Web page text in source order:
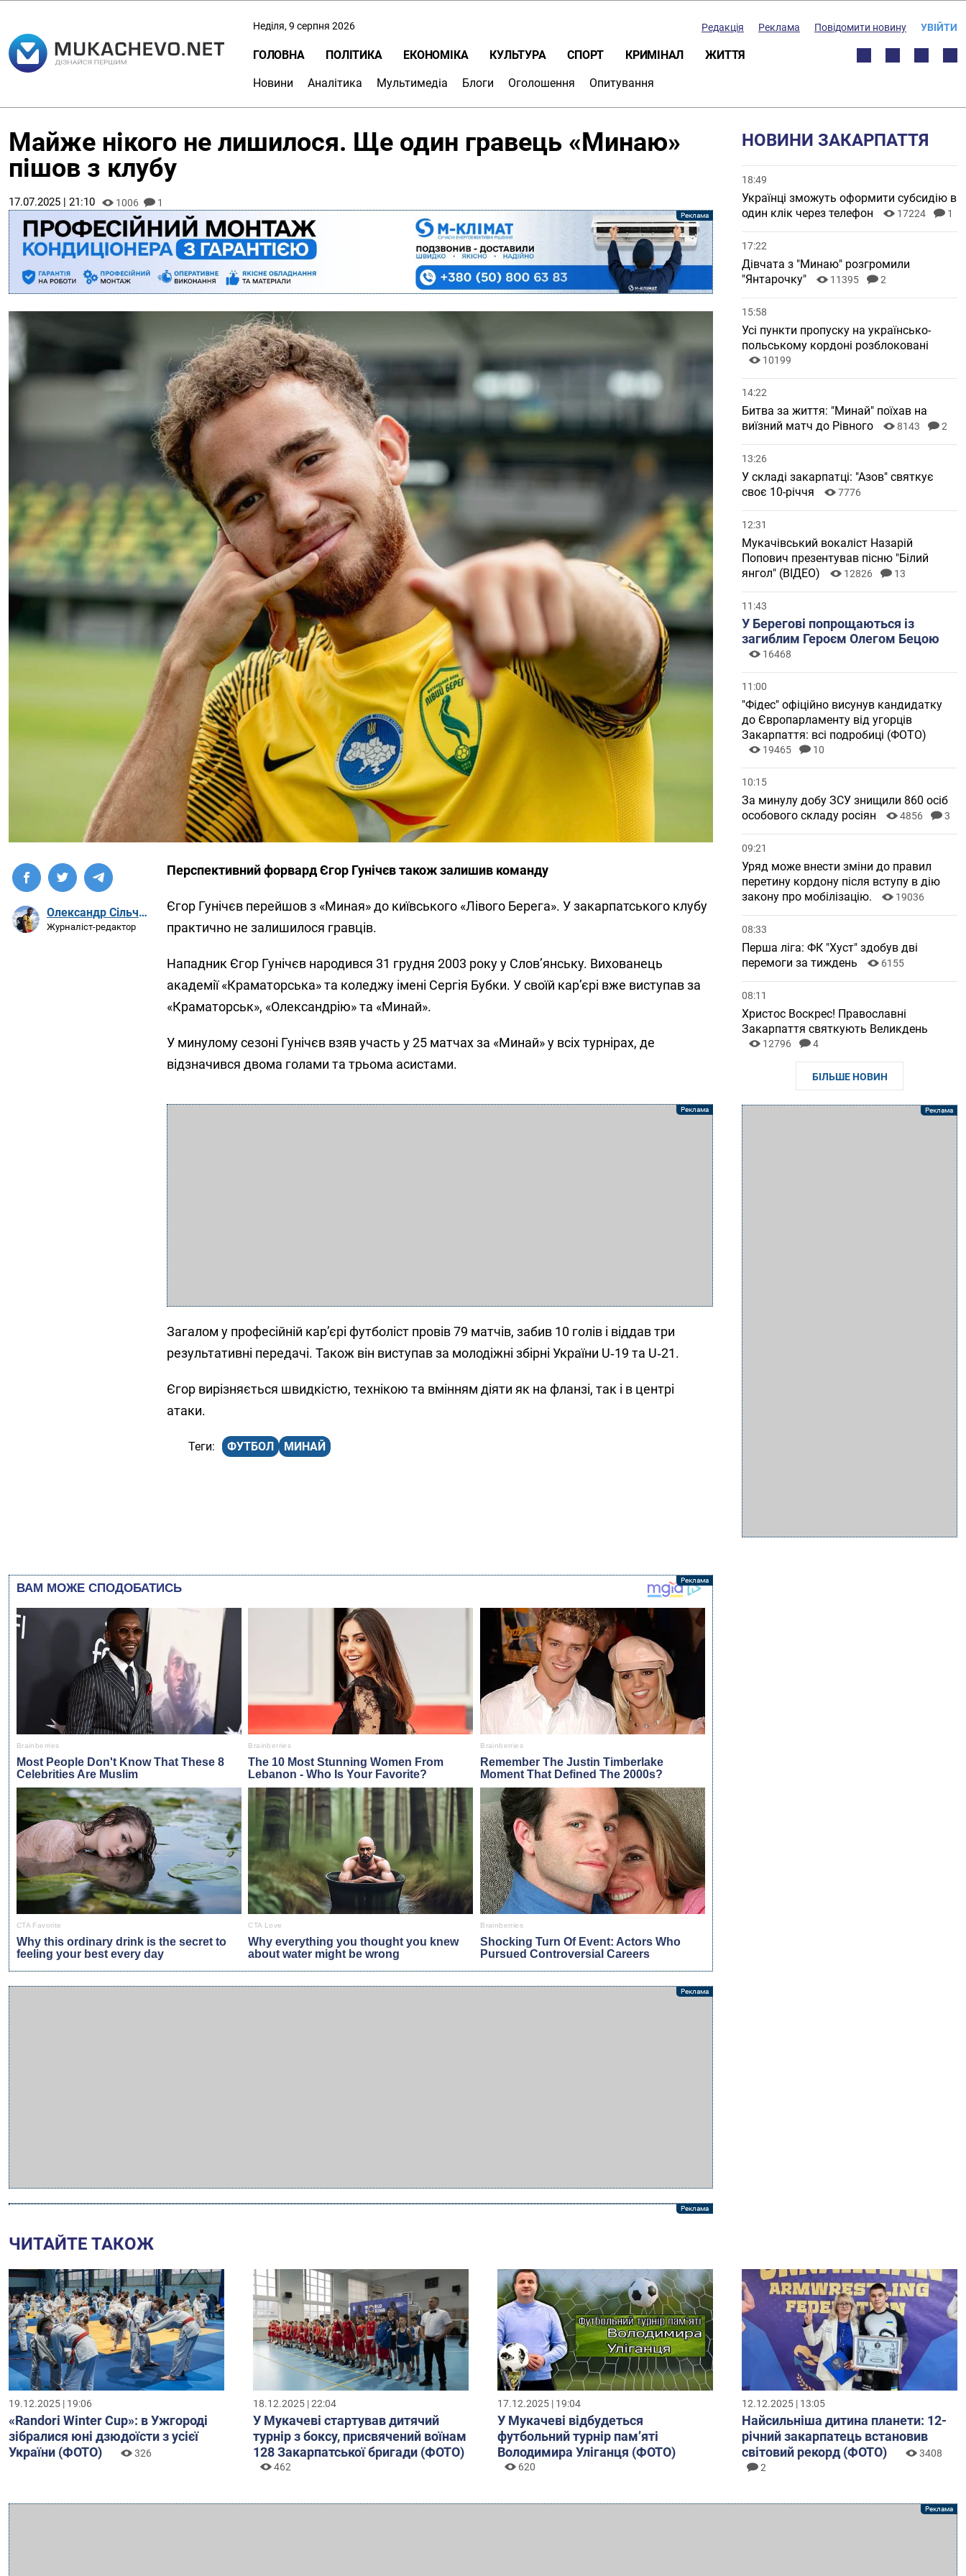
Неділя, 9 серпня 2026 Редакція Реклама Повідомити новину УВІЙТИ
ГОЛОВНА ПОЛІТИКА ЕКОНОМІКА КУЛЬТУРА СПОРТ КРИМІНАЛ ЖИТТЯ
Новини Аналітика Мультимедіа Блоги Оголошення Опитування
Майже нікого не лишилося. Ще один гравець «Минаю»
пішов з клубу
17.07.2025 | 21:10 1006 1
Олександр Сільченко
Журналіст-редактор
Перспективний форвард Єгор Гунічєв також залишив команду
Єгор Гунічєв перейшов з «Миная» до київського «Лівого Берега». У закарпатського клубу
практично не залишилося гравців.
Нападник Єгор Гунічєв народився 31 грудня 2003 року у Слов’янську. Вихованець
академії «Краматорська» та коледжу імені Сергія Бубки. У своїй кар’єрі вже виступав за
«Краматорськ», «Олександрію» та «Минай».
У минулому сезоні Гунічєв взяв участь у 25 матчах за «Минай» у всіх турнірах, де
відзначився двома голами та трьома асистами.
Загалом у професійній кар’єрі футболіст провів 79 матчів, забив 10 голів і віддав три
результативні передачі. Також він виступав за молодіжні збірні України U‑19 та U‑21.
Єгор вирізняється швидкістю, технікою та вмінням діяти як на фланзі, так і в центрі
атаки.
ФУТБОЛ МИНАЙ
НОВИНИ ЗАКАРПАТТЯ
18:49
Українці зможуть оформити субсидію в
один клік через телефон
17224 1
17:22
Дівчата з "Минаю" розгромили
"Янтарочку"
11395 2
15:58
Усі пункти пропуску на українсько-
польському кордоні розблоковані
10199
14:22
Битва за життя: "Минай" поїхав на
виїзний матч до Рівного
8143 2
13:26
У складі закарпатці: "Азов" святкує
своє 10-річчя
7776
12:31
Мукачівський вокаліст Назарій
Попович презентував пісню "Білий
янгол" (ВІДЕО)
12826 13
11:43
У Берегові попрощаються із
загиблим Героєм Олегом Бецою
16468
11:00
"Фідес" офіційно висунув кандидатку
до Європарламенту від угорців
Закарпаття: всі подробиці (ФОТО)
19465 10
10:15
За минулу добу ЗСУ знищили 860 осіб
особового складу росіян
4856 3
09:21
Уряд може внести зміни до правил
перетину кордону після вступу в дію
закону про мобілізацію.
19036
08:33
Перша ліга: ФК "Хуст" здобув дві
перемоги за тиждень
6155
08:11
Христос Воскрес! Православні
Закарпаття святкують Великдень
12796 4
БІЛЬШЕ НОВИН
ЧИТАЙТЕ ТАКОЖ
19.12.2025 | 19:06
«Randori Winter Cup»: в Ужгороді
зібралися юні дзюдоїсти з усієї
України (ФОТО)
326
18.12.2025 | 22:04
У Мукачеві стартував дитячий
турнір з боксу, присвячений воїнам
128 Закарпатської бригади (ФОТО)
462
17.12.2025 | 19:04
У Мукачеві відбудеться
футбольний турнір пам’яті
Володимира Уліганця (ФОТО)
620
12.12.2025 | 13:05
Найсильніша дитина планети: 12-
річний закарпатець встановив
світовий рекорд (ФОТО)
3408
2